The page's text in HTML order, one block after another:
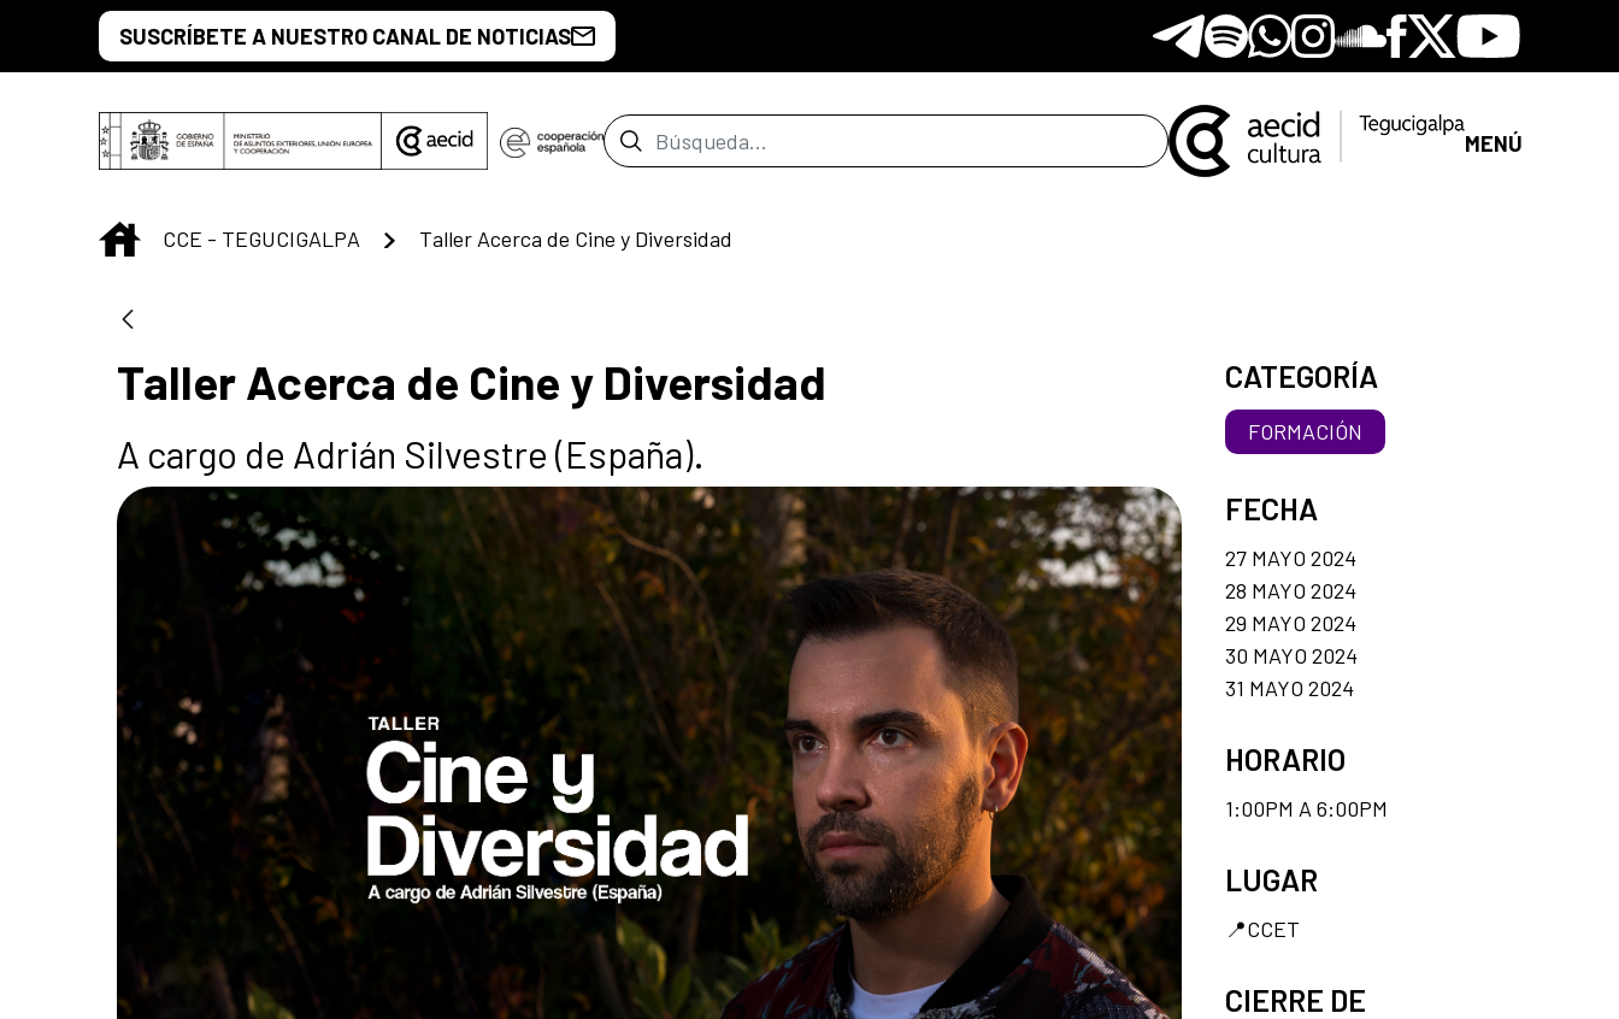
Saltar al contenido principal
SUSCRÍBETE A NUESTRO CANAL DE NOTICIAS Telegram
SpotifyWhatsapp
Instagram
Soundclore
Facebook
X Youtube
Barra de búsqueda MENÚ
INICIO
CCE - TEGUCIGALPA Taller Acerca de Cine y Diversidad
Taller Acerca de Cine y Diversidad
A cargo de Adrián Silvestre (España).
CATEGORÍA
FORMACIÓN
FECHA
27 MAYO 2024
28 MAYO 2024
29 MAYO 2024
30 MAYO 2024
31 MAYO 2024
HORARIO
1:00PM A 6:00PM
LUGAR
📍CCET
CIERRE DE